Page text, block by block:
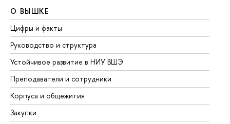
О ВЫШКЕ
Цифры и факты
Руководство и структура
Устойчивое развитие в НИУ ВШЭ
Преподаватели и сотрудники
Корпуса и общежития
Закупки